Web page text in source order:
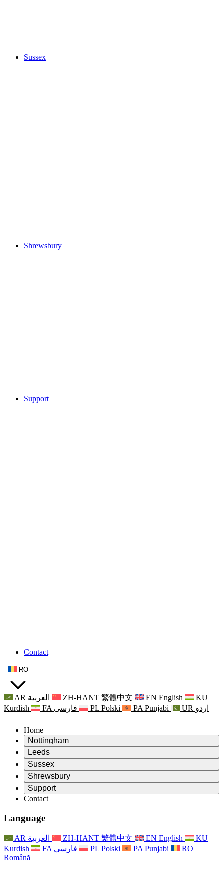
Sussex
Shrewsbury
Support
Contact
RO
AR العربية ZH-HANT 繁體中文 EN English
KU
Kurdish
FA فارسی PL Polski PA Punjabi UR اردو
Home
Nottingham
Review
Președintele revizuirii
Echipa independentă de evaluare
Termeni de referință
Raportul final al evaluării independente
Întrebări frecvente
Procesul de feedback al familiei
Buletine informative
Renunțare
Evenimente
Leeds
Review
Președintele revizuirii
Echipa independentă de evaluare
Termeni de referință
Contact
Sprijin psihologic pentru familii
Actualizări pentru familii
Evenimente
For Staff
Sprijin pentru personal
Vocile personalului
Sussex
Review
Președintele revizuirii
Echipa independentă de evaluare
Termeni de referință
For Families
Actualizări pentru familii
Evenimente
For Staff
Shrewsbury
Review
Termeni de referință pentru revizuirea maternității
Raportul final al evaluării independente
Primul raport al evaluării independente
For Families
Actualizări
Support
Leeds
Nottingham
Serviciul de asistență psihologică familială
Sprijin în caz de criză în domeniul sănătății mintale
Servicii regionale Nottingham
National
Sepsis Charities
Contact
Language
AR العربية ZH-HANT 繁體中文 EN English
KU
Kurdish
FA فارسی PL Polski PA Punjabi
RO
Română